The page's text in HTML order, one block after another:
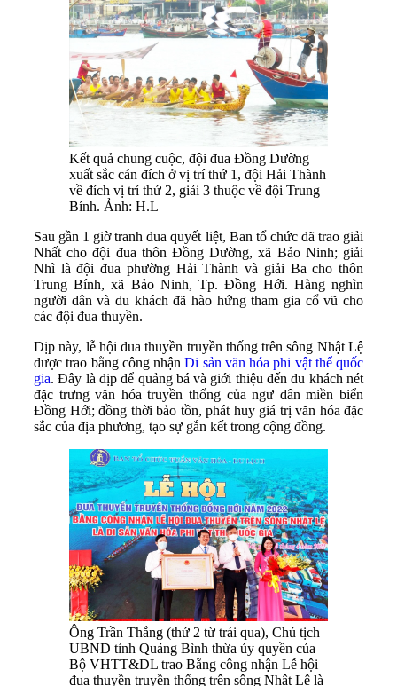
Kết quả chung cuộc, đội đua Đồng Dường
xuất sắc cán đích ở vị trí thứ 1, đội Hải Thành
về đích vị trí thứ 2, giải 3 thuộc về đội Trung
Bính. Ảnh: H.L
Sau gần 1 giờ tranh đua quyết liệt, Ban tổ chức đã trao giải
Nhất cho đội đua thôn Đồng Dường, xã Bảo Ninh; giải
Nhì là đội đua phường Hải Thành và giải Ba cho thôn
Trung Bính, xã Bảo Ninh, Tp. Đồng Hới. Hàng nghìn
người dân và du khách đã hào hứng tham gia cổ vũ cho
các đội đua thuyền.
Dịp này, lễ hội đua thuyền truyền thống trên sông Nhật Lệ
được trao bằng công nhậnDi sản văn hóa phi vật thể quốc
gia. Đây là dịp để quảng bá và giới thiệu đến du khách nét
đặc trưng văn hóa truyền thống của ngư dân miền biển
Đồng Hới; đồng thời bảo tồn, phát huy giá trị văn hóa đặc
sắc của địa phương, tạo sự gắn kết trong cộng đồng.
Ông Trần Thắng (thứ 2 từ trái qua), Chủ tịch
UBND tỉnh Quảng Bình thừa ủy quyền của
Bộ VHTT&DL trao Bằng công nhận Lễ hội
đua thuyền truyền thống trên sông Nhật Lệ là